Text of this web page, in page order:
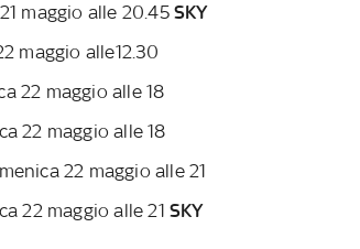
maggio alle 20.45 SKY
maggio alle12.30
22 maggio alle 18
22 maggio alle 18
22 maggio alle 21
22 maggio alle 21SKY